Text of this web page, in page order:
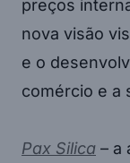
preços
nova visão
e o
comércio e a
Pax Silica – a